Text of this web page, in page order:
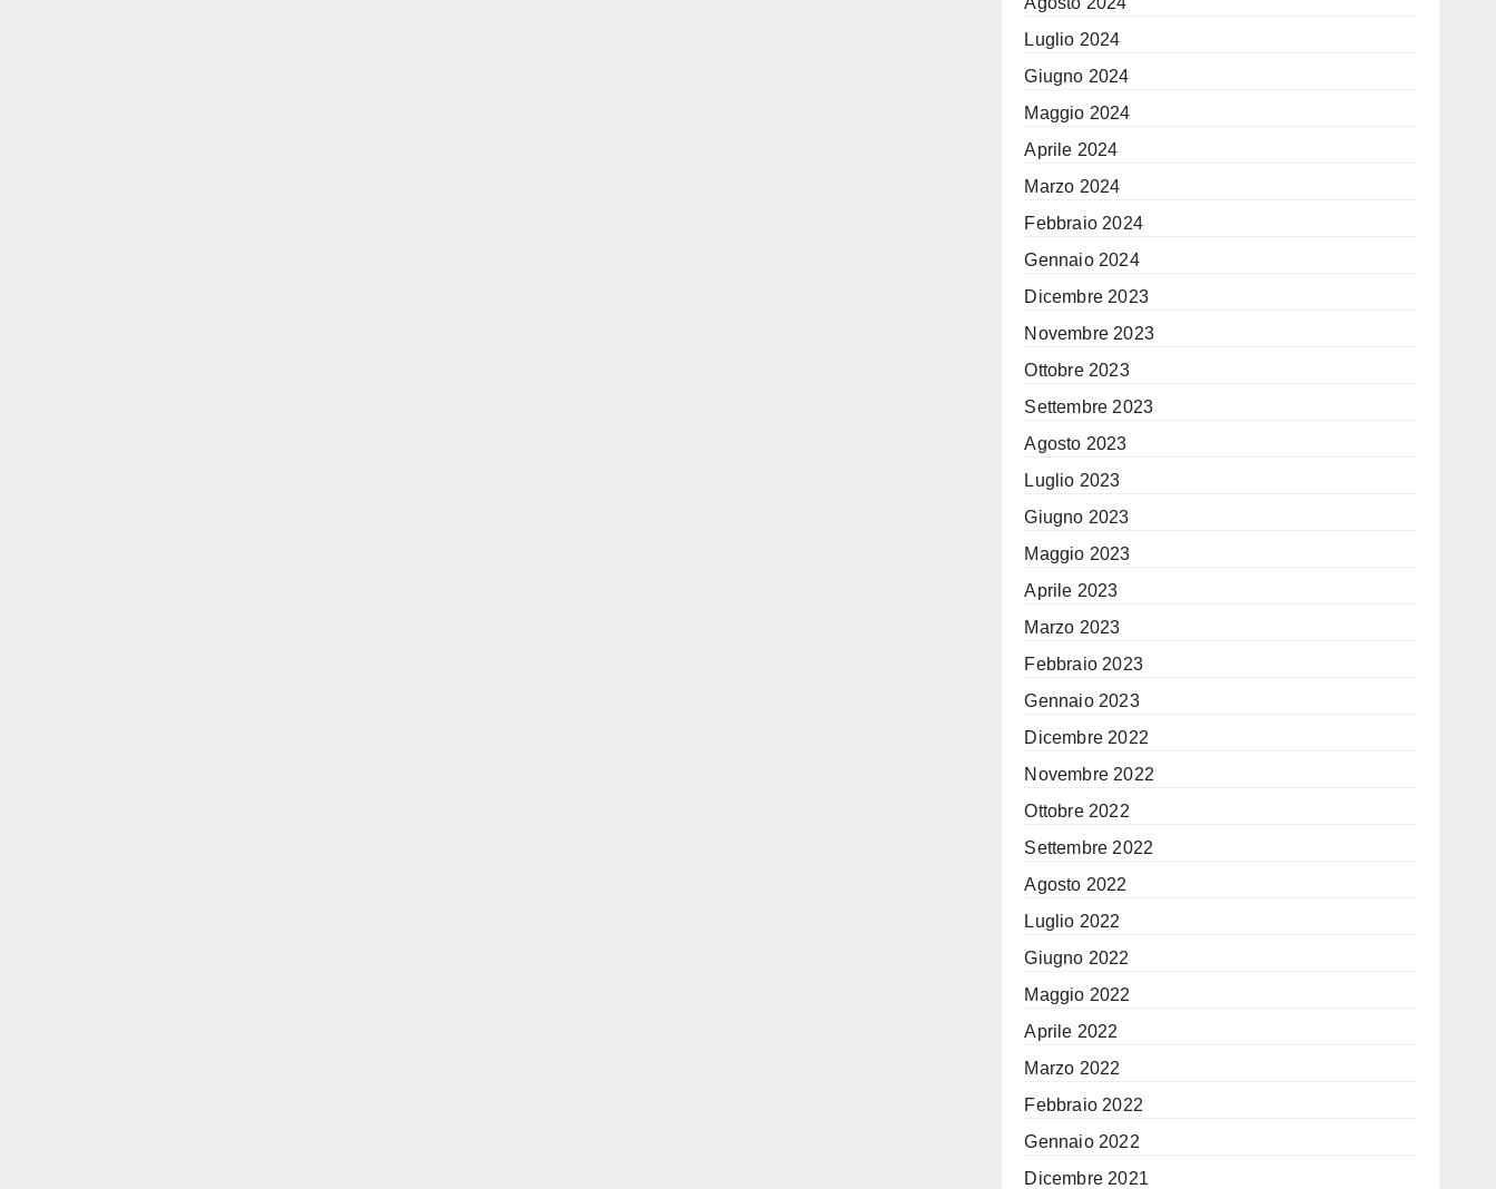
Luglio 2024
Giugno 2024
Maggio 2024
Aprile 2024
Marzo 2024
Febbraio 2024
Gennaio 2024
Dicembre 2023
Novembre 2023
Ottobre 2023
Settembre 2023
Agosto 2023
Luglio 2023
Giugno 2023
Maggio 2023
Aprile 2023
Marzo 2023
Febbraio 2023
Gennaio 2023
Dicembre 2022
Novembre 2022
Ottobre 2022
Settembre 2022
Agosto 2022
Luglio 2022
Giugno 2022
Maggio 2022
Aprile 2022
Marzo 2022
Febbraio 2022
Gennaio 2022
Dicembre 2021